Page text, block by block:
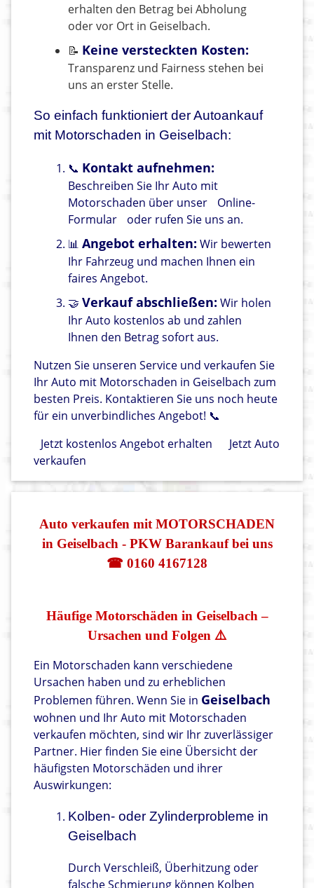
erhalten den Betrag bei Abholung
oder vor Ort in Geiselbach.
📝 Keine versteckten Kosten:
Transparenz und Fairness stehen bei
uns an erster Stelle.
So einfach funktioniert der Autoankauf
mit Motorschaden in Geiselbach:
📞 Kontakt aufnehmen:
Beschreiben Sie Ihr Auto mit
Motorschaden über unser
Online-
Formular
oder rufen Sie uns an.
📊 Angebot erhalten: Wir bewerten
Ihr Fahrzeug und machen Ihnen ein
faires Angebot.
🤝 Verkauf abschließen: Wir holen
Ihr Auto kostenlos ab und zahlen
Ihnen den Betrag sofort aus.
Nutzen Sie unseren Service und verkaufen Sie
Ihr Auto mit Motorschaden in Geiselbach zum
besten Preis. Kontaktieren Sie uns noch heute
für ein unverbindliches Angebot! 📞
Jetzt kostenlos Angebot erhalten
Jetzt Auto
verkaufen
Auto verkaufen mit MOTORSCHADEN
in Geiselbach - PKW Barankauf bei uns
☎ 0160 4167128
Häufige Motorschäden in Geiselbach –
Ursachen und Folgen ⚠️
Ein Motorschaden kann verschiedene
Ursachen haben und zu erheblichen
Problemen führen. Wenn Sie in Geiselbach
wohnen und Ihr Auto mit Motorschaden
verkaufen möchten, sind wir Ihr zuverlässiger
Partner. Hier finden Sie eine Übersicht der
häufigsten Motorschäden und ihrer
Auswirkungen:
Kolben- oder Zylinderprobleme in
Geiselbach
Durch Verschleiß, Überhitzung oder
falsche Schmierung können Kolben